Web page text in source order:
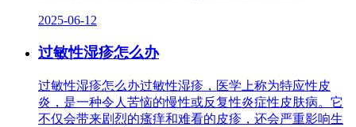
2025-06-12
过敏性湿疹怎么办
过敏性湿疹怎么办过敏性湿疹，医学上称为特应性皮
炎，是一种令人苦恼的慢性或反复性炎症性皮肤病。它
不仅会带来剧烈的瘙痒和难看的皮疹，还会严重影响生